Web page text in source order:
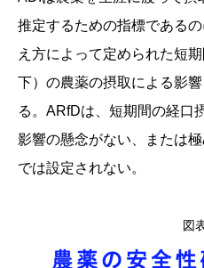
推定するための指標である
え方によって定められた短
下）の農薬の摂取による影
る。ARfDは、短期間の経口
影響の懸念がない、または
では設定されない。
図